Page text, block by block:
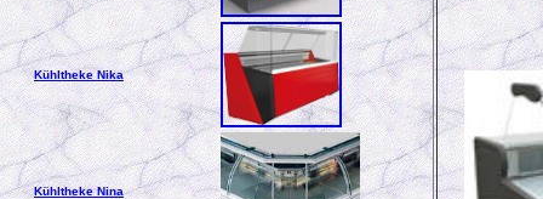
Kühltheke Nika
Kühltheke Nina